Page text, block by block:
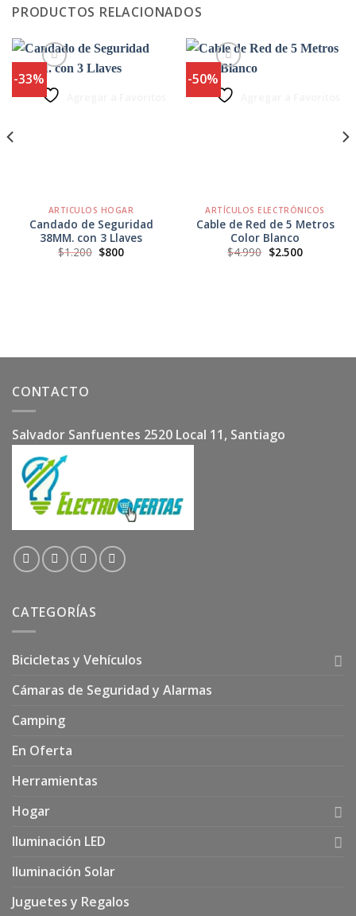
PRODUCTOS RELACIONADOS
-33%
ARTICULOS HOGAR
Candado de Seguridad
38MM. con 3 Llaves
$1.200 El
precio
$800El
-50%
ARTÍCULOS ELECTRÓNICOS
Cable de Red de 5 Metros
Color Blanco
$4.990 El
precio
$2.500El
CONTACTO
Salvador Sanfuentes 2520 Local 11, Santiago
CATEGORÍAS
Bicicletas y Vehículos
Cámaras de Seguridad y Alarmas
Camping
En Oferta
Herramientas
Hogar
Iluminación LED
Iluminación Solar
Juguetes y Regalos